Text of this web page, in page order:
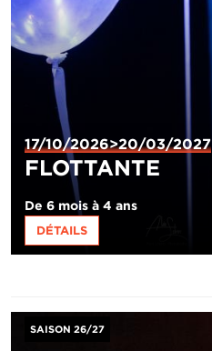
17/10/2026>20/03/2027
FLOTTANTE
De 6 mois à 4 ans
DÉTAILS
Image
SAISON 26/27